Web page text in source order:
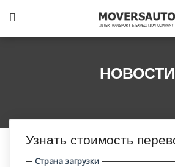
НОВОСТИ
Узнать стоимость
Страна загрузки